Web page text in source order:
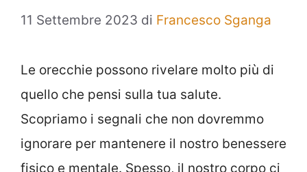
11 Settembre 2023 di Francesco Sganga
Le orecchie possono rivelare molto più di
quello che pensi sulla tua salute.
Scopriamo i segnali che non dovremmo
ignorare per mantenere il nostro benessere
fisico e mentale. Spesso, il nostro corpo ci